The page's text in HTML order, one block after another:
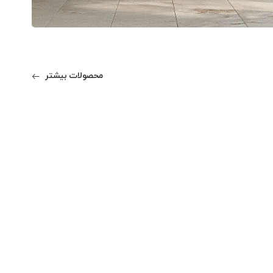
محصولات بیشتر